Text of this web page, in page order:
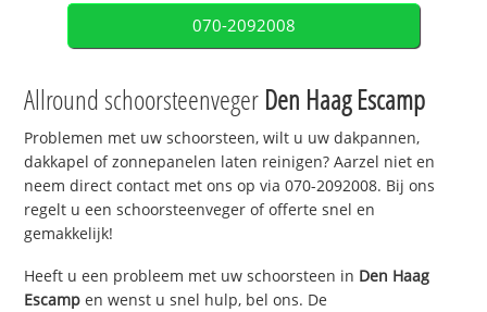
070-2092008
Allround schoorsteenveger Den Haag Escamp
Problemen met uw schoorsteen, wilt u uw dakpannen,
dakkapel of zonnepanelen laten reinigen? Aarzel niet en
neem direct contact met ons op via 070-2092008. Bij ons
regelt u een schoorsteenveger of offerte snel en
gemakkelijk!
Heeft u een probleem met uw schoorsteen in Den Haag
Escamp en wenst u snel hulp, bel ons. De